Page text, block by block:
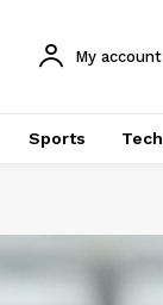
My account
Sports Tech